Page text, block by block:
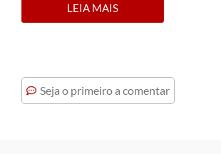
LEIA MAIS
Seja o primeiro a comentar